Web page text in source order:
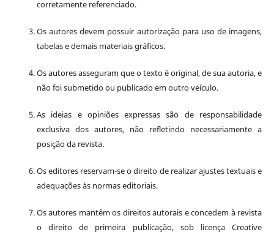
corretamente referenciado.
Os autores devem possuir autorização para uso de imagens,
tabelas e demais materiais gráficos.
Os autores asseguram que o texto é original, de sua autoria, e
não foi submetido ou publicado em outro veículo.
As ideias e opiniões expressas são de responsabilidade
exclusiva dos autores, não refletindo necessariamente a
posição da revista.
Os editores reservam-se o direito de realizar ajustes textuais e
adequações às normas editoriais.
Os autores mantêm os direitos autorais e concedem à revista
o direito de primeira publicação, sob licença Creative